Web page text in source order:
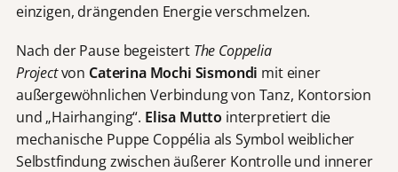
einzigen, drängenden Energie verschmelzen.
Nach der Pause begeistert The Coppelia
Projectvon Caterina Mochi Sismondi mit einer
außergewöhnlichen Verbindung von Tanz, Kontorsion
und „Hairhanging“. Elisa Mutto interpretiert die
mechanische Puppe Coppélia als Symbol weiblicher
Selbstfindung zwischen äußerer Kontrolle und innerer